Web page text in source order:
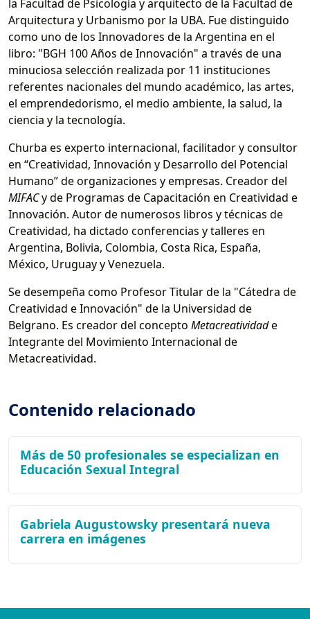
la Facultad de Psicología y arquitecto de la Facultad de
Arquitectura y Urbanismo por la UBA. Fue distinguido
como uno de los Innovadores de la Argentina en el
libro: "BGH 100 Años de Innovación" a través de una
minuciosa selección realizada por 11 instituciones
referentes nacionales del mundo académico, las artes,
el emprendedorismo, el medio ambiente, la salud, la
ciencia y la tecnología.
Churba es experto internacional, facilitador y consultor
en “Creatividad, Innovación y Desarrollo del Potencial
Humano” de organizaciones y empresas. Creador del
MIFACy de Programas de Capacitación en Creatividad e
Innovación. Autor de numerosos libros y técnicas de
Creatividad, ha dictado conferencias y talleres en
Argentina, Bolivia, Colombia, Costa Rica, España,
México, Uruguay y Venezuela.
Se desempeña como Profesor Titular de la "Cátedra de
Creatividad e Innovación" de la Universidad de
Belgrano. Es creador del concepto Metacreatividade
Integrante del Movimiento Internacional de
Metacreatividad.
Contenido relacionado
Más de 50 profesionales se especializan en
Educación Sexual Integral
Gabriela Augustowsky presentará nueva
carrera en imágenes